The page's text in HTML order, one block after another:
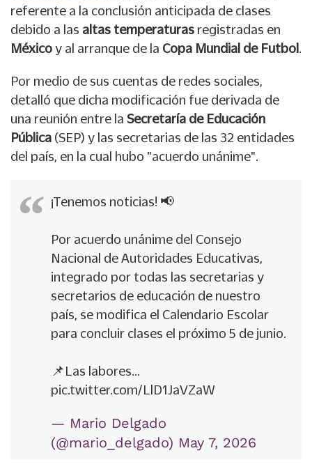
referente a la conclusión anticipada de clases
debido a las altas temperaturas registradas en
México y al arranque de la Copa Mundial de Futbol .
Por medio de sus cuentas de redes sociales,
detalló que dicha modificación fue derivada de
una reunión entre la Secretaría de Educación
Pública (SEP) y las secretarias de las 32 entidades
del país, en la cual hubo "acuerdo unánime".
¡Tenemos noticias! 📢
Por acuerdo unánime del Consejo
Nacional de Autoridades Educativas,
integrado por todas las secretarias y
secretarios de educación de nuestro
país, se modifica el Calendario Escolar
para concluir clases el próximo 5 de junio.
📌Las labores…
pic.twitter.com/LlD1JaVZaW
— Mario Delgado
(@mario_delgado) May 7, 2026